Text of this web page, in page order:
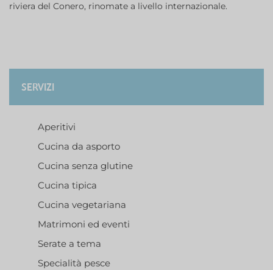
riviera del Conero, rinomate a livello internazionale.
SERVIZI
Aperitivi
Cucina da asporto
Cucina senza glutine
Cucina tipica
Cucina vegetariana
Matrimoni ed eventi
Serate a tema
Specialità pesce